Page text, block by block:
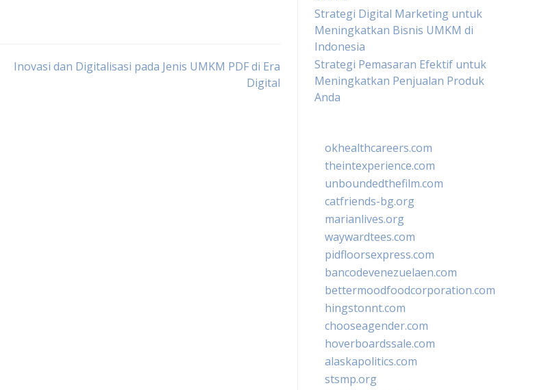
Inovasi dan Digitalisasi pada Jenis UMKM PDF di Era
Digital
Strategi Digital Marketing untuk
Meningkatkan Bisnis UMKM di
Indonesia
Strategi Pemasaran Efektif untuk
Meningkatkan Penjualan Produk
Anda
okhealthcareers.com
theintexperience.com
unboundedthefilm.com
catfriends-bg.org
marianlives.org
waywardtees.com
pidfloorsexpress.com
bancodevenezuelaen.com
bettermoodfoodcorporation.com
hingstonnt.com
chooseagender.com
hoverboardssale.com
alaskapolitics.com
stsmp.org